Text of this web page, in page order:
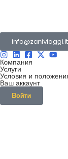
info@zaniviaggi.it
Компания
Услуги
Условия и
Ваш аккаунт
Войти